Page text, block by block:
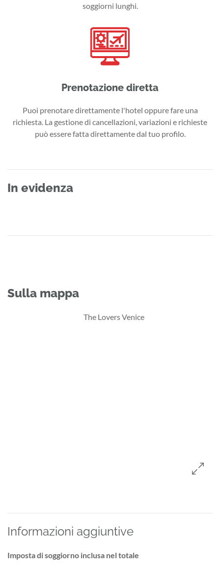
soggiorni lunghi.
Prenotazione diretta
Puoi prenotare direttamente l'hotel oppure fare una
richiesta. La gestione di cancellazioni, variazioni e richieste
può essere fatta direttamente dal tuo profilo.
In evidenza
Sulla mappa
Informazioni aggiuntive
Imposta di soggiorno inclusa nel totale